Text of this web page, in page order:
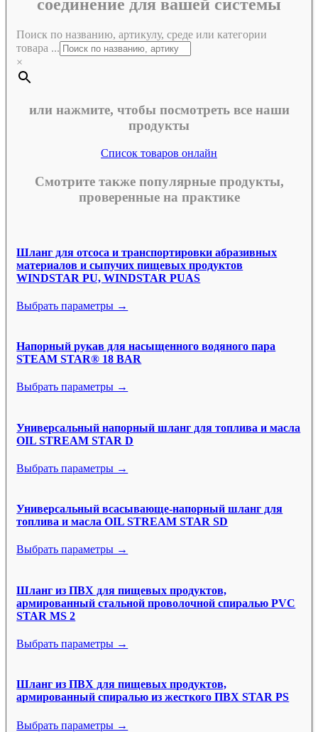
соединение для вашей системы
Поиск по названию, артикулу, среде или категории
товара ...
×
или нажмите, чтобы посмотреть все наши
продукты
Список товаров онлайн
Смотрите также популярные продукты,
проверенные на практике
Шланг для отсоса и транспортировки абразивных
материалов и сыпучих пищевых продуктов
WINDSTAR PU, WINDSTAR PUAS
Выбрать параметры →
Напорный рукав для насыщенного водяного пара
STEAM STAR® 18 BAR
Выбрать параметры →
Универсальный напорный шланг для топлива и масла
OIL STREAM STAR D
Выбрать параметры →
Универсальный всасывающе-напорный шланг для
топлива и масла OIL STREAM STAR SD
Выбрать параметры →
Шланг из ПВХ для пищевых продуктов,
армированный стальной проволочной спиралью PVC
STAR MS 2
Выбрать параметры →
Шланг из ПВХ для пищевых продуктов,
армированный спиралью из жесткого ПВХ STAR PS
Выбрать параметры →